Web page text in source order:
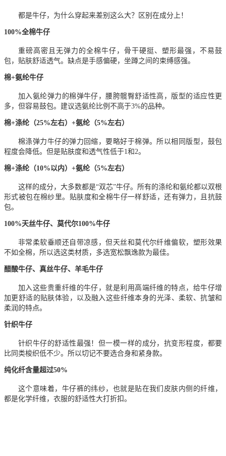
都是牛仔，为什么穿起来差别这么大？区别在成分上！
100%全棉牛仔
重磅高密且无弹力的全棉牛仔，骨干硬挺、塑形最强，不易鼓
包，贴肤舒适透气。缺点是手感偏硬，坐蹲之间的束缚感强。
棉+氨纶牛仔
加入氨纶弹力的棉弹牛仔，腰胯髋臀舒适性高，版型的适应性更
多，但容易鼓包。建议选氨纶比例不高于3%的品种。
棉+涤纶（25%左右）+氨纶（5%左右）
棉涤弹力牛仔的弹力回缩，要略好于棉弹。所以相同版型，鼓包
程度会降低。但是贴肤度和透气性低于1和2。
棉+涤纶（10%以内）+氨纶（5%左右）
这样的成分，大多数都是“双芯”牛仔。所有的涤纶和氨纶都以双根
形式被包在棉纱里。贴肤度和全棉牛仔一样舒适，还有弹力，且抗鼓
包。
100%天丝牛仔、莫代尔100%牛仔
非常柔软垂顺还自带凉感，但天丝和莫代尔纤维偏软，塑形效果
不如全棉，所以选这类材质，多选宽松飘逸款为最佳。
醋酸牛仔、真丝牛仔、羊毛牛仔
加入这些贵重纤维的牛仔，就是利用高端纤维的特点，给牛仔增
加更舒适的贴肤体验，以及融入这些纤维本身的光泽、柔软、抗皱和
柔润的特点。
针织牛仔
针织牛仔的舒适性最强！但一模一样的成分，抗变形程度，都要
比同类梭织低不少。所以切记不要选合身和紧身款。
纯化纤含量超过50%
这个意味着，牛仔裤的纬纱，也就是贴在我们皮肤内侧的纤维，
都是化学纤维，衣服的舒适性大打折扣。